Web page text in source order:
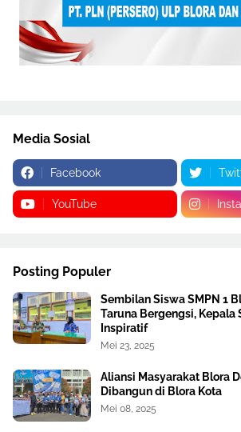
Media Sosial
Facebook
YouTube
Posting Populer
Sembilan Siswa SMPN 1
Taruna Bergengsi, Kepala
Inspiratif
Mei 23, 2025
Aliansi Masyarakat Blora
Dibangun di Blora Kota
Mei 08, 2025